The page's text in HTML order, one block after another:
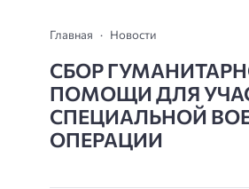
Главная Новости
СБОР
ПОМОЩИ ДЛЯ
СПЕЦИАЛЬНОЙ
ОПЕРАЦИИ